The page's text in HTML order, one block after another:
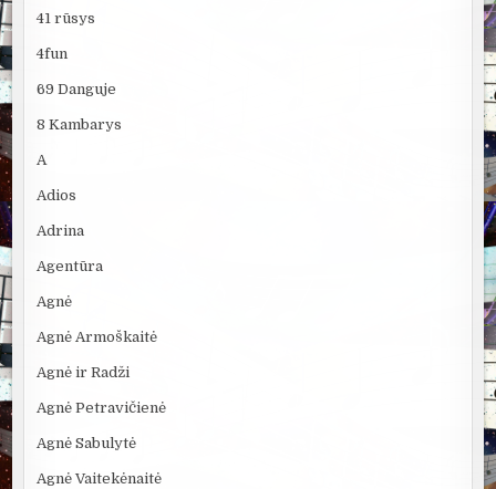
41 rūsys
4fun
69 Danguje
8 Kambarys
A
Adios
Adrina
Agentūra
Agnė
Agnė Armoškaitė
Agnė ir Radži
Agnė Petravičienė
Agnė Sabulytė
Agnė Vaitekėnaitė